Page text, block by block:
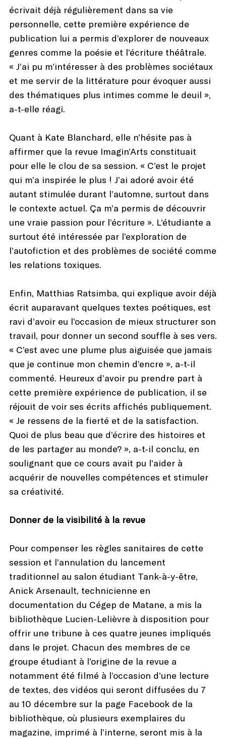
écrivait déjà régulièrement dans sa vie
personnelle, cette première expérience de
publication lui a permis d’explorer de nouveaux
genres comme la poésie et l’écriture théâtrale.
« J’ai pu m’intéresser à des problèmes sociétaux
et me servir de la littérature pour évoquer aussi
des thématiques plus intimes comme le deuil »,
a-t-elle réagi.
Quant à Kate Blanchard, elle n’hésite pas à
affirmer que la revue Imagin’Arts constituait
pour elle le clou de sa session. « C’est le projet
qui m’a inspirée le plus ! J’ai adoré avoir été
autant stimulée durant l’automne, surtout dans
le contexte actuel. Ça m’a permis de découvrir
une vraie passion pour l’écriture ». L’étudiante a
surtout été intéressée par l’exploration de
l’autofiction et des problèmes de société comme
les relations toxiques.
Enfin, Matthias Ratsimba, qui explique avoir déjà
écrit auparavant quelques textes poétiques, est
ravi d’avoir eu l’occasion de mieux structurer son
travail, pour donner un second souffle à ses vers.
« C’est avec une plume plus aiguisée que jamais
que je continue mon chemin d’encre », a-t-il
commenté. Heureux d’avoir pu prendre part à
cette première expérience de publication, il se
réjouit de voir ses écrits affichés publiquement.
« Je ressens de la fierté et de la satisfaction.
Quoi de plus beau que d’écrire des histoires et
de les partager au monde? », a-t-il conclu, en
soulignant que ce cours avait pu l’aider à
acquérir de nouvelles compétences et stimuler
sa créativité.
Donner de la visibilité à la revue
Pour compenser les règles sanitaires de cette
session et l’annulation du lancement
traditionnel au salon étudiant Tank-à-y-être,
Anick Arsenault, technicienne en
documentation du Cégep de Matane, a mis la
bibliothèque Lucien-Lelièvre à disposition pour
offrir une tribune à ces quatre jeunes impliqués
dans le projet. Chacun des membres de ce
groupe étudiant à l’origine de la revue a
notamment été filmé à l’occasion d’une lecture
de textes, des vidéos qui seront diffusées du 7
au 10 décembre sur la page Facebook de la
bibliothèque, où plusieurs exemplaires du
magazine, imprimé à l’interne, seront mis à la